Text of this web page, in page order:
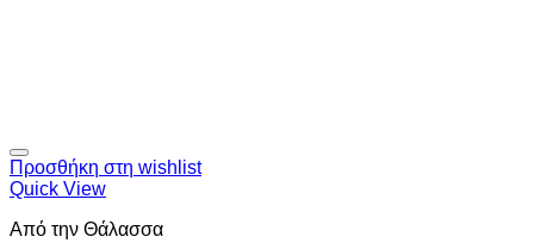
Προσθήκη στη wishlist
Quick View
Από την Θάλασσα